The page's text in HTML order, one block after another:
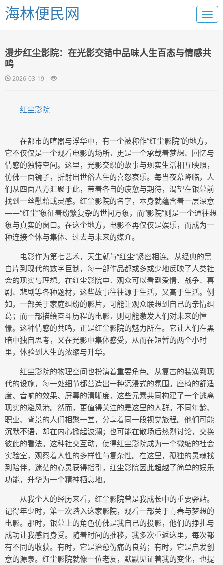
海林便民网
漫步红尘影院：在光影交错中品味人生百态与情感共
鸣
2026-03-19
红尘影院
在都市的喧嚣与浮华中，有一个被称作“红尘影院”的地方，
它不仅仅是一个观看电影的场所，更是一个承载着梦想、回忆与
情感的独特空间。这里，光影交织的故事与现实生活相互映照，
仿佛一面镜子，折射出世俗人生的喜怒哀乐。每当夜幕降临，人
们从四面八方汇聚于此，带着各自的疲惫与期待，渴望在银幕前
找到一丝慰藉或灵感。红尘影院的名字，本身就蕴含着一层深意
——“红尘”象征着纷繁复杂的世间万象，而“影院”则是一个通往想
象与真实的窗口。在这个地方，电影不再仅仅是娱乐，而成为一
种连接个体与集体、过去与未来的媒介。
电影作为第七艺术，天生就与“红尘”紧密相连。从经典的黑
白片到现代的数字巨制，每一部作品都或多或少地反映了人类社
会的现实与理想。在红尘影院中，观众可以看到爱情、战争、喜
剧、悲剧等各种题材，这些故事往往源于生活，又高于生活。例
如，一部关于家庭纠纷的影片，可能让观众联想到自己的亲情纠
葛；而一部描绘奋斗历程的电影，则可能激发人们对未来的憧
憬。这种情感的共鸣，正是红尘影院的魅力所在。它让人们在黑
暗中独自思考，又在光影中集体感受，从而在短暂的两个小时
里，体验到人生的浓缩与升华。
红尘影院的物理空间也扮演着重要角色。从复古的装潢到现
代的设施，每一处细节都营造出一种沉浸式的氛围。座椅的舒适
度、音响的效果、屏幕的清晰度，这些元素共同构建了一个逃离
现实的避风港。然而，更值得关注的是这里的人群。不同年龄、
职业、背景的人们相聚一堂，分享着同一段视觉旅程。他们可能
沉默不语，却在内心掀起波澜；也可能在散场后热烈讨论，交换
彼此的看法。这种社交互动，使得红尘影院成为一个微缩的社会
实验室，观察着人性的多样性与复杂性。在这里，孤独的灵魂找
到陪伴，迷茫的心灵获得指引，红尘影院因此超越了简单的娱乐
功能，升华为一个精神栖息地。
从我个人的经历来看，红尘影院曾是我成长中的重要驿站。
记得年少时，第一次踏入这家影院，观看一部关于青春与梦想的
电影。那时，银幕上的角色仿佛是我自己的投影，他们的挣扎与
成功让我感同身受。随着时间的推移，我多次重返这里，每次都
有不同的收获。有时，它是治愈伤痛的良药；有时，它是启发创
意的源泉。红尘影院就像一位老友，默默见证着我的变化，也提